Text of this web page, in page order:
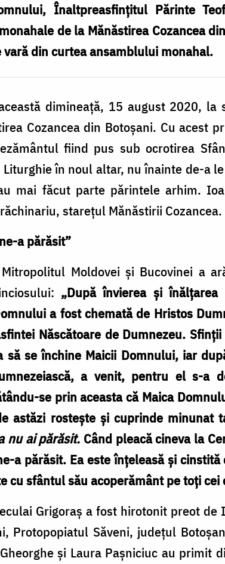
Înaltpreasfințitul Părinte
de la Mănăstirea Cozancea
din curtea ansamblului monahal.
dimineață, 15 august 2020, la
Cozancea din Botoșani. Cu acest
fiind pus sub ocrotirea
în noul altar, nu înainte de-a
mai făcut parte părintele arhim.
starețul Mănăstirii Cozancea.
a părăsit”
Moldovei și Bucovinei a
„După învierea și
a fost chemată de Hristos
Născătoare de Dumnezeu.
se închine Maicii Domnului, iar
a venit, pentru el s-a
se prin aceasta că Maica
astăzi rostește și cuprinde minunat
nu ai părăsit. Când pleacă cineva la
a părăsit. Ea este înțeleasă și
sfântul său acoperământ pe toți cei
Grigoraș a fost hirotonit preot de
Protopopiatul Săveni, județul
și Laura Pașniciuc au primit